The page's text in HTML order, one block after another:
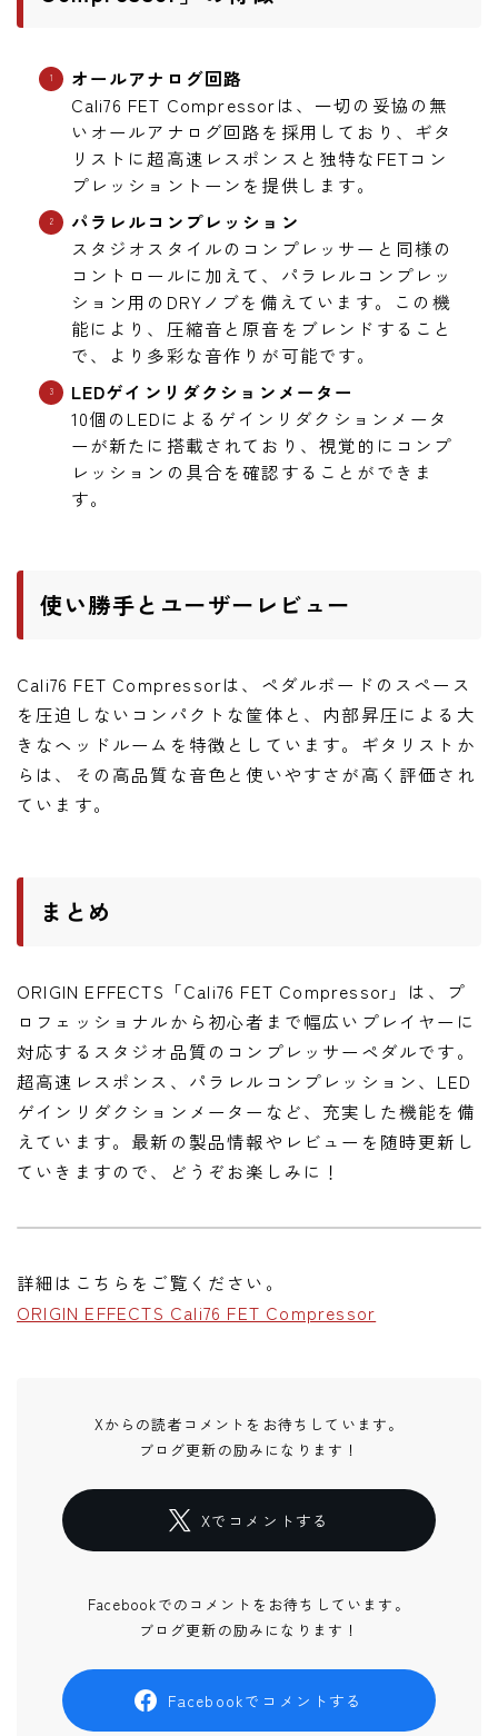
オールアナログ回路
Cali76 FET Compressorは、一切の妥協の無
いオールアナログ回路を採用しており、ギタ
リストに超高速レスポンスと独特なFETコン
プレッショントーンを提供します。
パラレルコンプレッション
スタジオスタイルのコンプレッサーと同様の
コントロールに加えて、パラレルコンプレッ
ション用のDRYノブを備えています。この機
能により、圧縮音と原音をブレンドすること
で、より多彩な音作りが可能です。
LEDゲインリダクションメーター
10個のLEDによるゲインリダクションメータ
ーが新たに搭載されており、視覚的にコンプ
レッションの具合を確認することができま
す。
使い勝手とユーザーレビュー
Cali76 FET Compressorは、ペダルボードのスペース
を圧迫しないコンパクトな筐体と、内部昇圧による大
きなヘッドルームを特徴としています。ギタリストか
らは、その高品質な音色と使いやすさが高く評価され
ています。
まとめ
ORIGIN EFFECTS「Cali76 FET Compressor」は、プ
ロフェッショナルから初心者まで幅広いプレイヤーに
対応するスタジオ品質のコンプレッサーペダルです。
超高速レスポンス、パラレルコンプレッション、LED
ゲインリダクションメーターなど、充実した機能を備
えています。最新の製品情報やレビューを随時更新し
ていきますので、どうぞお楽しみに！
詳細はこちらをご覧ください。
ORIGIN EFFECTS Cali76 FET Compressor
Xからの読者コメントをお待ちしています。
ブログ更新の励みになります！
Xでコメントする
Facebookでのコメントをお待ちしています。
ブログ更新の励みになります！
Facebookでコメントする